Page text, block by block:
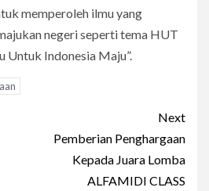
memperoleh ilmu yang
negeri seperti tema HUT
Untuk Indonesia Maju”.
Next
Pemberian Penghargaan
Kepada Juara Lomba
ALFAMIDI CLASS